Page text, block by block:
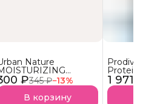
₽345 ₽−13%
Nature
АКЦИЯ!
В корзину
1 971
Protein